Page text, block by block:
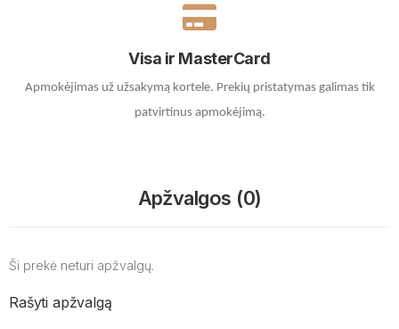
Visa ir MasterCard
Apmokėjimas už užsakymą kortele. Prekių pristatymas galimas tik
patvirtinus apmokėjimą.
Apžvalgos (0)
Ši prekė neturi apžvalgų.
Rašyti apžvalgą